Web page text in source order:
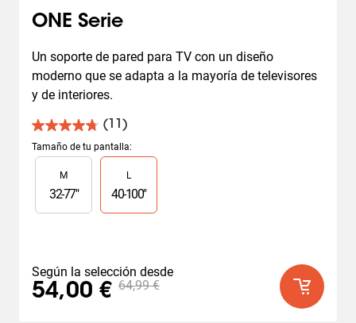
ONE Serie
Un soporte de pared para TV con un diseño
moderno que se adapta a la mayoría de televisores
y de interiores.
(11)
4.7
de
5
estrellas.
reseñas
Tamaño de tu pantalla:
Slide 1 of 2
M
32-77"
L
40-100"
Según la selección desde
54,00 € 64,99 €